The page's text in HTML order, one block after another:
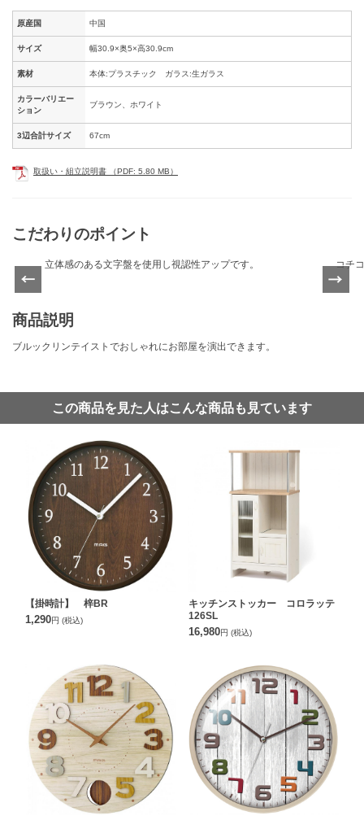
原産国 中国
サイズ 幅30.9×奥5×高30.9cm
素材 本体:プラスチック ガラス:生ガラス
カラーバリエー
ション
ブラウン、ホワイト
3辺合計サイズ 67cm
取扱い・組立説明書 （PDF: 5.80 MB）
こだわりのポイント
Previ
ous
立体感のある文字盤を使用し視認性アップです。 コチ
Next
商品説明
ブルックリンテイストでおしゃれにお部屋を演出できます。
この商品を見た人はこんな商品も見ています
【掛時計】 梓BR
1,290円 (税込)
キッチンストッカー コロラッテ
126SL
16,980円 (税込)